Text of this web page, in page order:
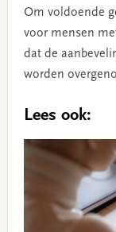
Om voldoende
voor mensen
dat de
worden
Lees ook: